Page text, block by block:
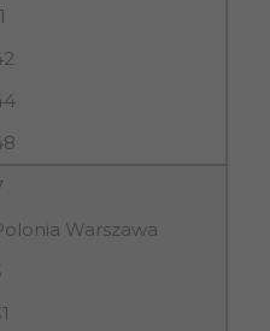
Warszawa